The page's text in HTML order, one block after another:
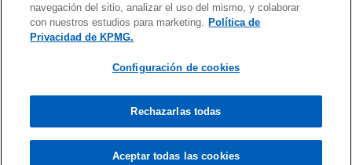
Enviar solicitud de propuesta
Te invitamos a comunicarte con nuestro
equipo para conocer cómo podemos
ayudarte a generar un impacto significativo
en tu organización.
navegación del sitio, analizar el uso del mismo, y colaborar
con nuestros estudios para marketing. Política de
Privacidad de KPMG.
Configuración de cookies
Rechazarlas todas
Aceptar todas las cookies